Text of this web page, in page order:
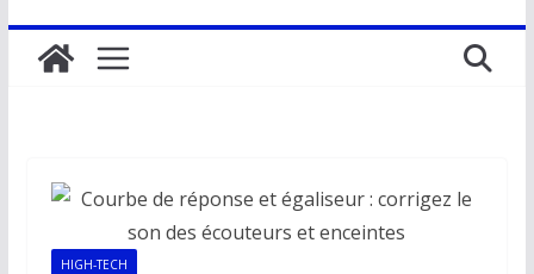
HIGH-TECH